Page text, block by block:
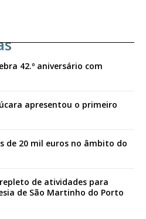
42.º aniversário com
apresentou o primeiro
de 20 mil euros no âmbito do
de atividades para
de São Martinho do Porto